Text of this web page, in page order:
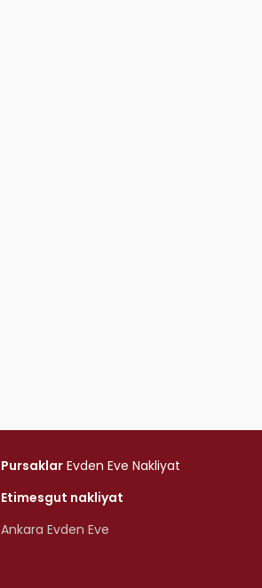
Pursaklar Evden Eve Nakliyat
Etimesgut nakliyat
Ankara Evden Eve